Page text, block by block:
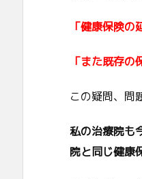
「健康保険
「また既存
この疑問、問
私の治療院も
院と同じ健康